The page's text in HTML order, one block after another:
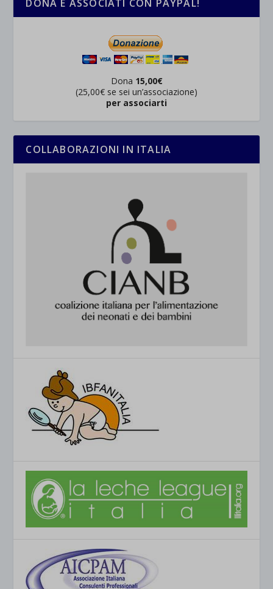
DONA E ASSOCIATI CON PAYPAL!
Dona 15,00€
(25,00€ se sei un’associazione)
per associarti
COLLABORAZIONI IN ITALIA